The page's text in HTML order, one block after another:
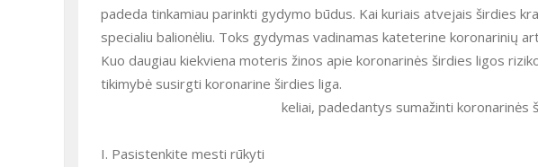
padeda tinkamiau parinkti gydymo būdus. Kai kuriais atvejais širdies
specialiu balionėliu. Toks gydymas vadinamas kateterine koronarinių
Kuo daugiau kiekviena moteris žinos apie koronarinės širdies ligos
tikimybė susirgti koronarine širdies liga.
keliai, padedantys sumažinti koronarinės
I. Pasistenkite mesti rūkyti